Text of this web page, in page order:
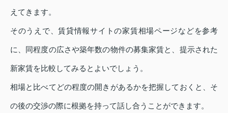
えてきます。
そのうえで、賃貸情報サイトの家賃相場ページなどを参考
に、同程度の広さや築年数の物件の募集家賃と、提示された
新家賃を比較してみるとよいでしょう。
相場と比べてどの程度の開きがあるかを把握しておくと、そ
の後の交渉の際に根拠を持って話し合うことができます。